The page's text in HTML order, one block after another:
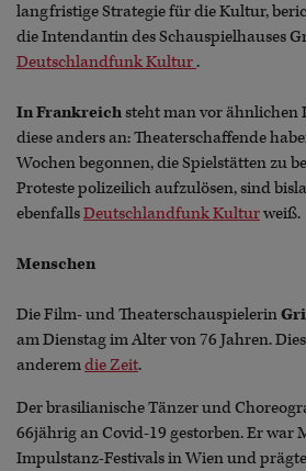
langfristige Strategie für die Kultur,
die Intendantin des Schauspielhauses
Deutschlandfunk Kultur .
In Frankreichsteht man vor ähnlichen
diese anders an: Theaterschaffende
Wochen begonnen, die Spielstätten zu
Proteste polizeilich aufzulösen, sind
ebenfallsDeutschlandfunk Kulturweiß.
Menschen
Die Film- und Theaterschauspielerin
am Dienstag im Alter von 76 Jahren.
anderemdie Zeit.
Der brasilianische Tänzer und
66jährig an Covid-19 gestorben. Er war
Impulstanz-Festivals in Wien und